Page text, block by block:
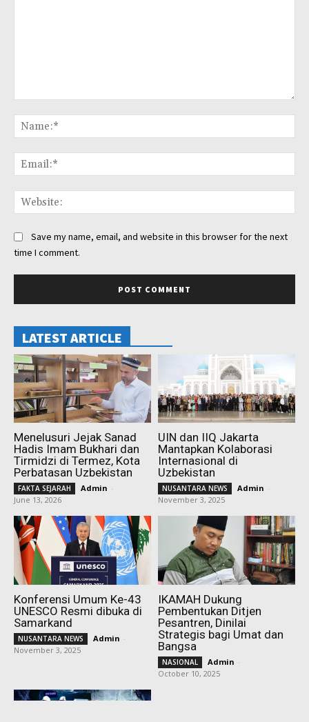
Save my name, email, and website in this browser for the next
time I comment.
LATEST ARTICLE
Menelusuri Jejak Sanad
Hadis Imam Bukhari dan
Tirmidzi di Termez, Kota
Perbatasan Uzbekistan
FAKTA SEJARAH Admin
June 13, 2026
UIN dan IIQ Jakarta
Mantapkan Kolaborasi
Internasional di
Uzbekistan
NUSANTARA NEWS Admin
November 3, 2025
Konferensi Umum Ke-43
UNESCO Resmi dibuka di
Samarkand
NUSANTARA NEWS Admin
November 3, 2025
IKAMAH Dukung
Pembentukan Ditjen
Pesantren, Dinilai
Strategis bagi Umat dan
Bangsa
NASIONAL Admin
October 10, 2025